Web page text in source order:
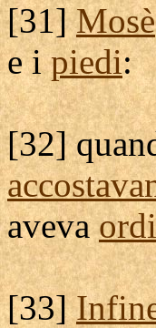
[31]Mosè
e ipiedi:
[32]
aveva
[33]